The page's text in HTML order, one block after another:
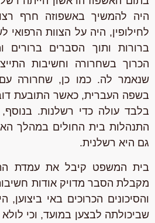
היה להמשיך באשפוזה חרף
לחילופין, היה על הצוות
ברורות ותוך הסברים ברורים
הכרוך בשחרורה וחשיבות
שנאמר לה. כמו כן, שחרורה עם
בשפה העברית, כאשר התובעת
בלבד עולה כדי רשלנות.
התנהלות בית החולים במהלך
גם היא רשלנית.
בית המשפט קיבל את עמדת
מקבלת הסבר מדויק אודות
והסיכונים הכרוכים באי
שביכולתה לבצען במועד, וכי